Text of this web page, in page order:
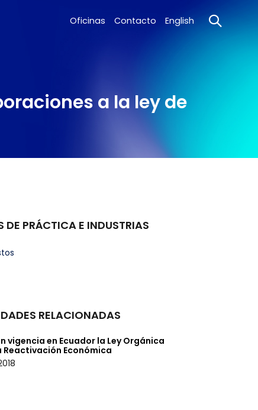
Oficinas Contacto English
a la ley de
DE PRÁCTICA E INDUSTRIAS
RELACIONADAS
vigencia en Ecuador la Ley Orgánica
Reactivación Económica